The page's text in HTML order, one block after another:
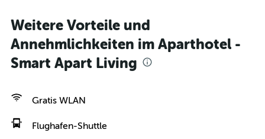
Weitere Vorteile und
Annehmlichkeiten im Aparthotel -
Smart Apart Living
Gratis WLAN
Flughafen-Shuttle